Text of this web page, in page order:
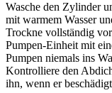
Wasche den Zylinder
mit warmem Wasser
Trockne vollständig
Pumpen-Einheit mit
Pumpen niemals ins
Kontrolliere den
ihn, wenn er